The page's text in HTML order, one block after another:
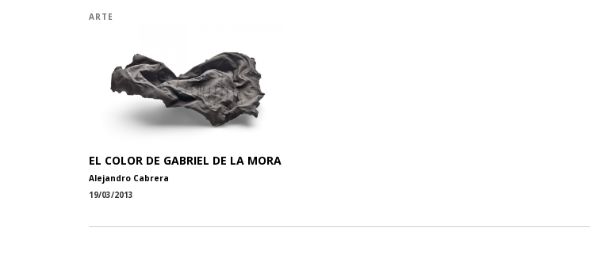
ARTE
EL COLOR DE GABRIEL DE LA MORA
Alejandro Cabrera
19/03/2013